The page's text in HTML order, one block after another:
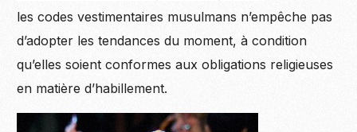
les codes vestimentaires musulmans n’empêche pas
d’adopter les tendances du moment, à condition
qu’elles soient conformes aux obligations religieuses
en matière d’habillement.